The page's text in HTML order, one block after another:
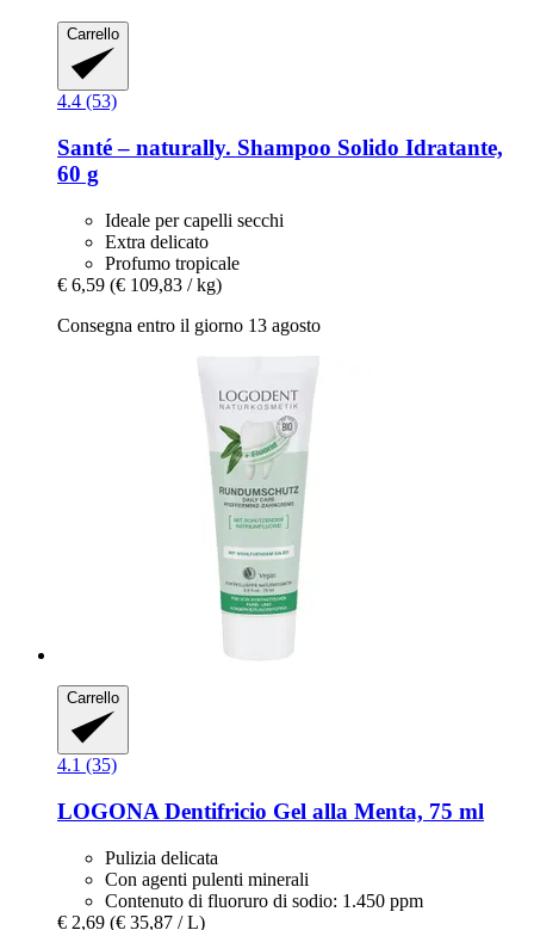
Carrello
4.4 (53)
Santé – naturally. Shampoo Solido Idratante,
60 g
Ideale per capelli secchi
Extra delicato
Profumo tropicale
€ 6,59 (€ 109,83 / kg)
Consegna entro il giorno 13 agosto
Carrello
4.1 (35)
LOGONA Dentifricio Gel alla Menta, 75 ml
Pulizia delicata
Con agenti pulenti minerali
Contenuto di fluoruro di sodio: 1.450 ppm
€ 2,69 (€ 35,87 / L)